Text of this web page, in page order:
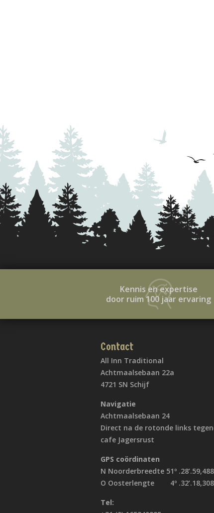
Kennis en expertise
door ruim 100 jaar ervaring
Contact
All Inn Traditional
Achtmaalsebaan 22a
4721 SN Schijf
Navigatie
Achtmaalsebaan 24
Direct na de rotonde links
cafe Jagersrust
GPS coördinaten
N Noorderbreedte 51º
O Oosterlengte 4º
Tel: